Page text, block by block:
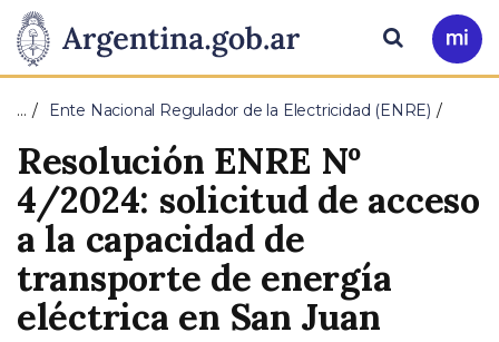
Presidencia
de
la
Nación
Pasar al contenido principal
Ir
a
Buscar
… Ente Nacional Regulador de la Electricidad (ENRE)
Resolución ENRE Nº
4/2024: solicitud de acceso
a la capacidad de
transporte de energía
eléctrica en San Juan